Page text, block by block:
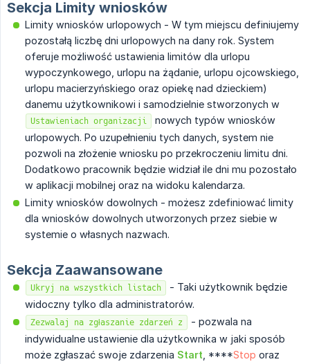
Sekcja Limity wniosków
Limity wniosków urlopowych - W tym miejscu definiujemy
pozostałą liczbę dni urlopowych na dany rok. System
oferuje możliwość ustawienia limitów dla urlopu
wypoczynkowego, urlopu na żądanie, urlopu ojcowskiego,
urlopu macierzyńskiego oraz opiekę nad dzieckiem)
danemu użytkownikowi i samodzielnie stworzonych w
Ustawieniach organizacji
nowych typów wniosków
urlopowych. Po uzupełnieniu tych danych, system nie
pozwoli na złożenie wniosku po przekroczeniu limitu dni.
Dodatkowo pracownik będzie widział ile dni mu pozostało
w aplikacji mobilnej oraz na widoku kalendarza.
Limity wniosków dowolnych - możesz zdefiniować limity
dla wniosków dowolnych utworzonych przez siebie w
systemie o własnych nazwach.
Sekcja Zaawansowane
Ukryj na wszystkich listach
- Taki użytkownik będzie
widoczny tylko dla administratorów.
Zezwalaj na zgłaszanie zdarzeń z
- pozwala na
indywidualne ustawienie dla użytkownika w jaki sposób
może zgłaszać swoje zdarzenia Start , ****Stop oraz